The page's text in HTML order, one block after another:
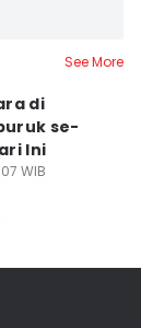
See More
di
se-
Ini
WIB